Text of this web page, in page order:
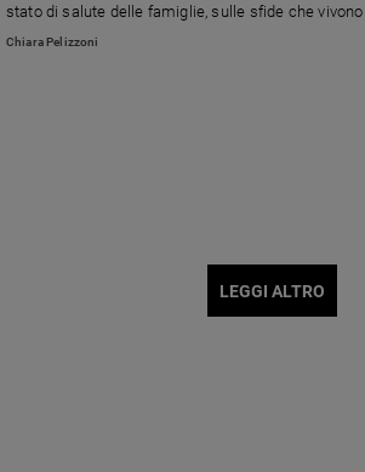
stato di salute delle famiglie, sulle sfide che vivono
Chiesa
Chiara Pelizzoni
LEGGI ALTRO